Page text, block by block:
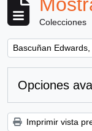
Colecciones
Remove filter:
Bascuñan
Opciones
Imprimir vista